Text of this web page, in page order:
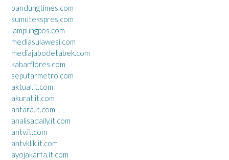
bandungtimes.com
sumutekspres.com
lampungpos.com
mediasulawesi.com
mediajabodetabek.com
kabarflores.com
seputarmetro.com
aktual.it.com
akurat.it.com
antara.it.com
analisadaily.it.com
antv.it.com
antvklik.it.com
ayojakarta.it.com